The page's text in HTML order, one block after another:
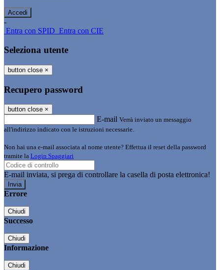
-
Entra con SPID Entra con CIE
Seleziona utente
button close ×
Recupero password
button close ×
E-mail Verrà inviato un messaggio
all'indirizzo indicato con le istruzioni necessarie.
Non hai una e-mail associata al nome utente? Effettua il reset della password
tramite la Login Spaggiari
E-mail inviata, si prega di controllare la casella di posta elettronica!
Errore
Chiudi
Successo
Chiudi
Informazione
Chiudi